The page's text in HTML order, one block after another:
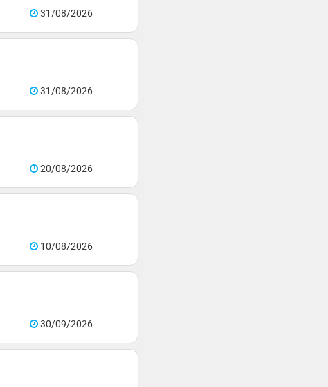
31/08/2026
31/08/2026
20/08/2026
10/08/2026
30/09/2026